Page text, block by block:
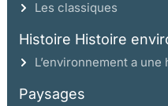
Les classiques
Histoire Histoire
L’environnement a une
Paysages